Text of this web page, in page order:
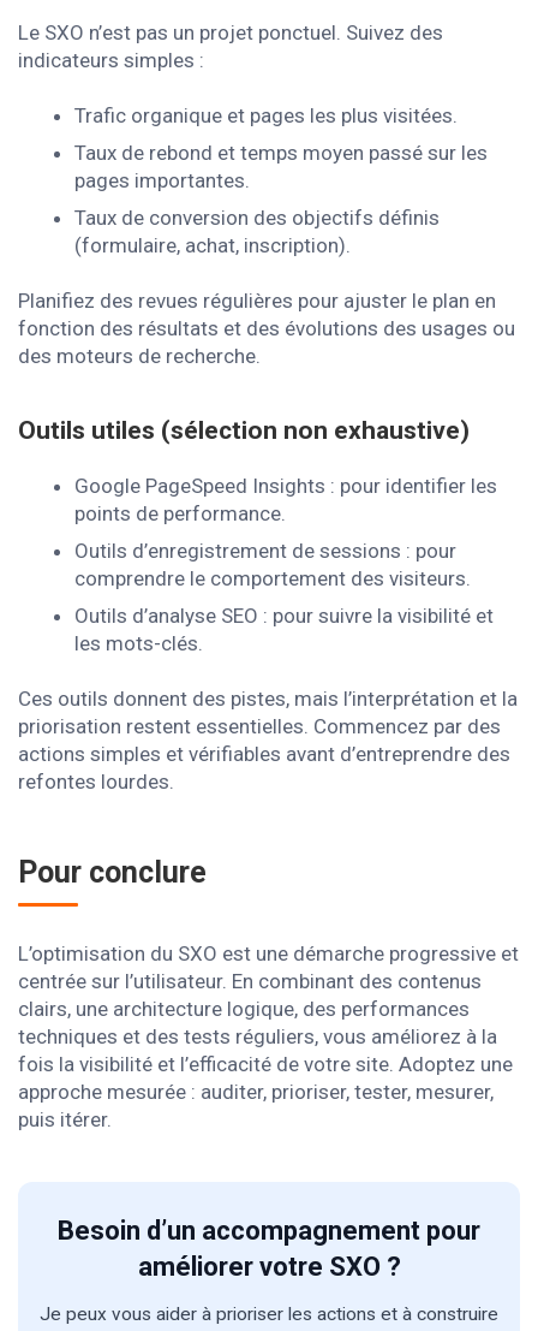
Le SXO n’est pas un projet ponctuel. Suivez des
indicateurs simples :
Trafic organique et pages les plus visitées.
Taux de rebond et temps moyen passé sur les
pages importantes.
Taux de conversion des objectifs définis
(formulaire, achat, inscription).
Planifiez des revues régulières pour ajuster le plan en
fonction des résultats et des évolutions des usages ou
des moteurs de recherche.
Outils utiles (sélection non exhaustive)
Google PageSpeed Insights : pour identifier les
points de performance.
Outils d’enregistrement de sessions : pour
comprendre le comportement des visiteurs.
Outils d’analyse SEO : pour suivre la visibilité et
les mots-clés.
Ces outils donnent des pistes, mais l’interprétation et la
priorisation restent essentielles. Commencez par des
actions simples et vérifiables avant d’entreprendre des
refontes lourdes.
Pour conclure
L’optimisation du SXO est une démarche progressive et
centrée sur l’utilisateur. En combinant des contenus
clairs, une architecture logique, des performances
techniques et des tests réguliers, vous améliorez à la
fois la visibilité et l’efficacité de votre site. Adoptez une
approche mesurée : auditer, prioriser, tester, mesurer,
puis itérer.
Besoin d’un accompagnement pour
améliorer votre SXO ?
Je peux vous aider à prioriser les actions et à construire